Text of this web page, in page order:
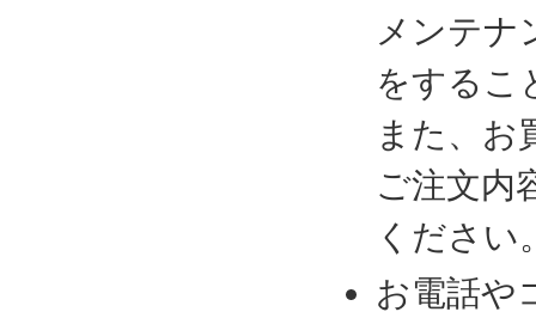
メンテナ
をするこ
また、お
ご注文内
ください
お電話や